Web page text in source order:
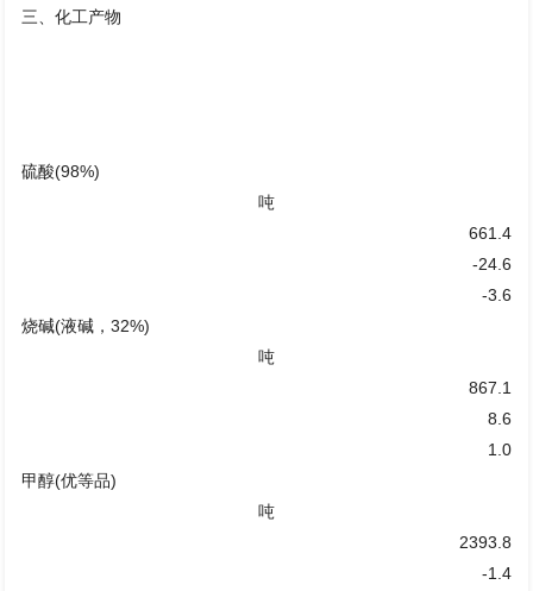
三、化工产物
硫酸(98%)
吨
661.4
-24.6
-3.6
烧碱(液碱，32%)
吨
867.1
8.6
1.0
甲醇(优等品)
吨
2393.8
-1.4